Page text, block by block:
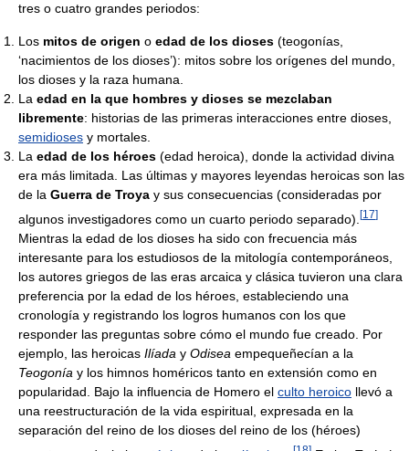
tres o cuatro grandes periodos:
Los mitos de origen o edad de los dioses (teogonías,
‘nacimientos de los dioses’): mitos sobre los orígenes del mundo,
los dioses y la raza humana.
La edad en la que hombres y dioses se mezclaban
libremente: historias de las primeras interacciones entre dioses,
semidioses y mortales.
La edad de los héroes (edad heroica), donde la actividad divina
era más limitada. Las últimas y mayores leyendas heroicas son las
de la Guerra de Troya y sus consecuencias (consideradas por
algunos investigadores como un cuarto periodo separado). [17]
Mientras la edad de los dioses ha sido con frecuencia más
interesante para los estudiosos de la mitología contemporáneos,
los autores griegos de las eras arcaica y clásica tuvieron una clara
preferencia por la edad de los héroes, estableciendo una
cronología y registrando los logros humanos con los que
responder las preguntas sobre cómo el mundo fue creado. Por
ejemplo, las heroicas Ilíada y Odisea empequeñecían a la
Teogonía y los himnos homéricos tanto en extensión como en
popularidad. Bajo la influencia de Homero el culto heroico llevó a
una reestructuración de la vida espiritual, expresada en la
separación del reino de los dioses del reino de los (héroes)